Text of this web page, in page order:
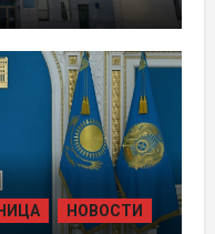
БОЛЕЕ 80
НОВОСТИ